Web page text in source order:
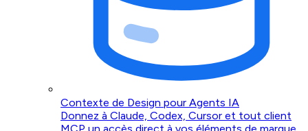
Contexte de Design pour Agents IA
Donnez à Claude, Codex, Cursor et tout client